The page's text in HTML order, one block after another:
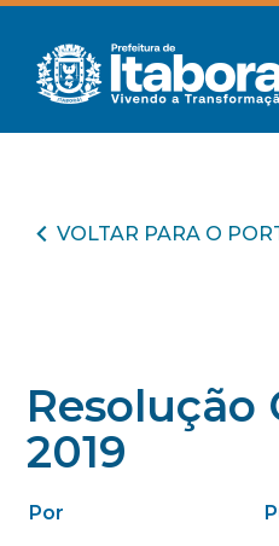
VOLTAR PARA O
Resolução
2019
Por